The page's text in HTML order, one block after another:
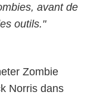
avant de
outils."
Zombie
Norris dans